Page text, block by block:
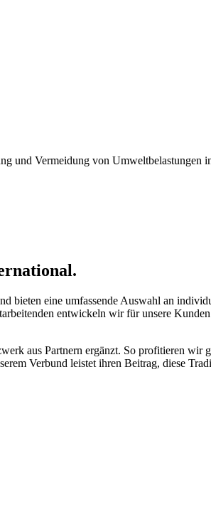
bieten eine umfassende Auswahl an
entwickeln wir für unsere
aus Partnern ergänzt. So profitieren
Verbund leistet ihren Beitrag, diese